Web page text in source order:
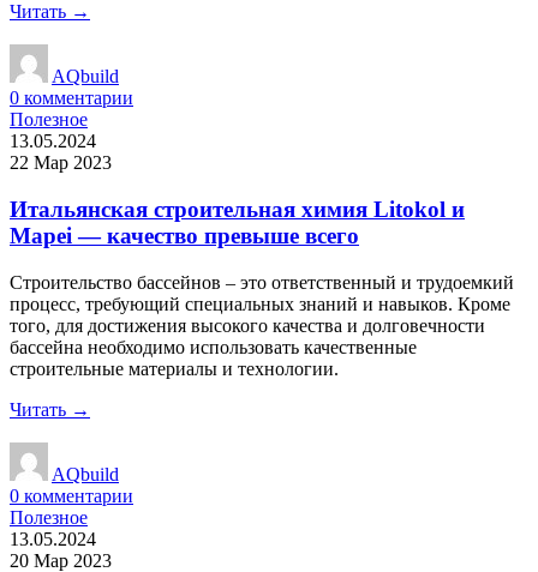
Читать →
AQbuild
0 комментарии
Полезное
13.05.2024
22 Мар 2023
Итальянская строительная химия Litokol и
Mapei — качество превыше всего
Строительство бассейнов – это ответственный и трудоемкий
процесс, требующий специальных знаний и навыков. Кроме
того, для достижения высокого качества и долговечности
бассейна необходимо использовать качественные
строительные материалы и технологии.
Читать →
AQbuild
0 комментарии
Полезное
13.05.2024
20 Мар 2023